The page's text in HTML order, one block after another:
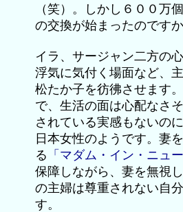
（笑）。しかし６００万
の交換が始まったのです
イラ、サージャン二方の
浮気に気付く場面など、
松たか子を彷彿させます
で、生活の面は心配なさ
されている実感もないの
日本女性のようです。妻
る 「マダム・イン・ニュ
保障しながら、妻を無視
の主婦は尊重されない自
す。